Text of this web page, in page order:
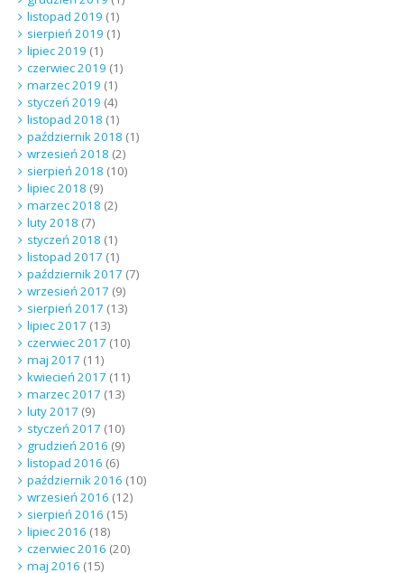
listopad 2019 (1)
sierpień 2019 (1)
lipiec 2019 (1)
czerwiec 2019 (1)
marzec 2019 (1)
styczeń 2019 (4)
listopad 2018 (1)
październik 2018 (1)
wrzesień 2018 (2)
sierpień 2018 (10)
lipiec 2018 (9)
marzec 2018 (2)
luty 2018 (7)
styczeń 2018 (1)
listopad 2017 (1)
październik 2017 (7)
wrzesień 2017 (9)
sierpień 2017 (13)
lipiec 2017 (13)
czerwiec 2017 (10)
maj 2017 (11)
kwiecień 2017 (11)
marzec 2017 (13)
luty 2017 (9)
styczeń 2017 (10)
grudzień 2016 (9)
listopad 2016 (6)
październik 2016 (10)
wrzesień 2016 (12)
sierpień 2016 (15)
lipiec 2016 (18)
czerwiec 2016 (20)
maj 2016 (15)